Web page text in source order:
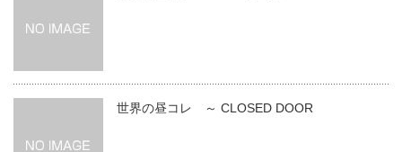
世界の昼コレ ～ CLOSED DOOR